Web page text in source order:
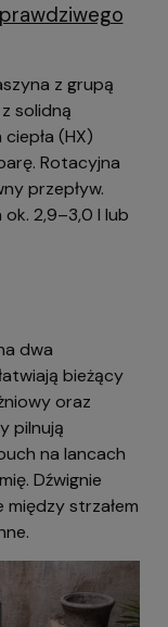
z grupą
solidną
(HX)
Rotacyjna
przepływ.
2,9–3,0 l lub
dwa
bieżący
oraz
pilnują
na lancach
Dźwignie
strzałem